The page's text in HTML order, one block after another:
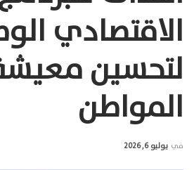
الاقتصادي
لتحسين
المواطن
في يوليو 6, 2026